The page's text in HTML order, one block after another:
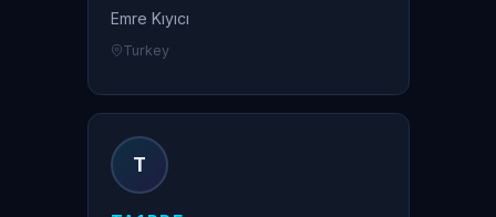
Emre Kıyıcı
Turkey
T